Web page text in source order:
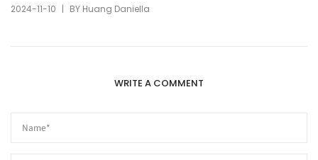
2024-11-10 | BY Huang Daniella
WRITE A COMMENT